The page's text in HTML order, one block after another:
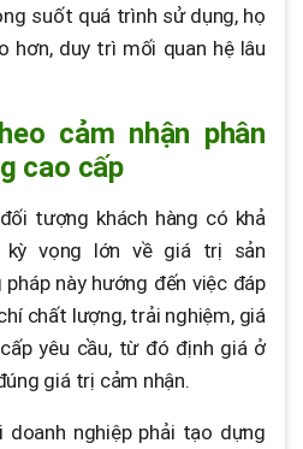
suốt quá trình sử dụng, họ
hơn, duy trì mối quan hệ lâu
cảm nhận phân
cao cấp
tượng khách hàng có khả
vọng lớn về giá trị sản
này hướng đến việc đáp
chất lượng, trải nghiệm, giá
yêu cầu, từ đó định giá ở
giá trị cảm nhận.
doanh nghiệp phải tạo dựng